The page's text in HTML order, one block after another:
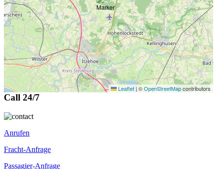
Leaflet | ©OpenStreetMapcontributors
Call 24/7
Anrufen
Fracht-Anfrage
Passagier-Anfrage